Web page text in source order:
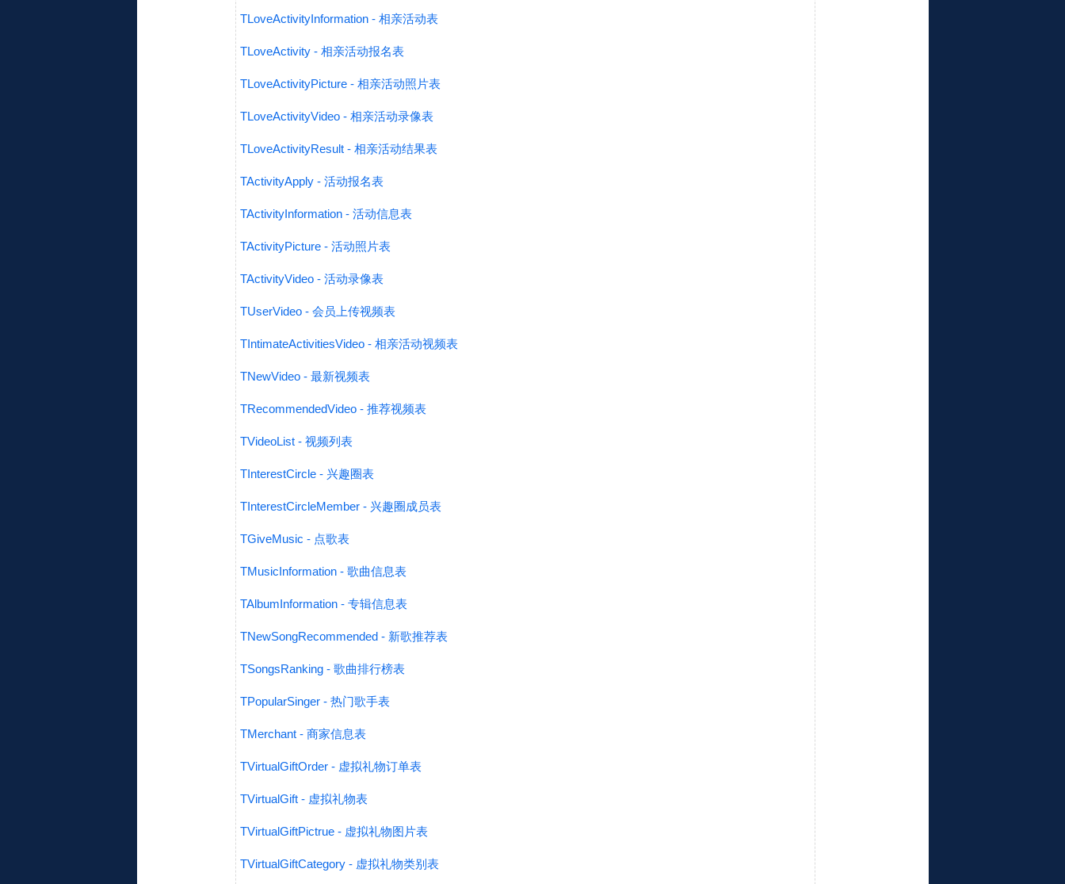
TLoveActivityInformation - 相亲活动表
TLoveActivity - 相亲活动报名表
TLoveActivityPicture - 相亲活动照片表
TLoveActivityVideo - 相亲活动录像表
TLoveActivityResult - 相亲活动结果表
TActivityApply - 活动报名表
TActivityInformation - 活动信息表
TActivityPicture - 活动照片表
TActivityVideo - 活动录像表
TUserVideo - 会员上传视频表
TIntimateActivitiesVideo - 相亲活动视频表
TNewVideo - 最新视频表
TRecommendedVideo - 推荐视频表
TVideoList - 视频列表
TInterestCircle - 兴趣圈表
TInterestCircleMember - 兴趣圈成员表
TGiveMusic - 点歌表
TMusicInformation - 歌曲信息表
TAlbumInformation - 专辑信息表
TNewSongRecommended - 新歌推荐表
TSongsRanking - 歌曲排行榜表
TPopularSinger - 热门歌手表
TMerchant - 商家信息表
TVirtualGiftOrder - 虚拟礼物订单表
TVirtualGift - 虚拟礼物表
TVirtualGiftPictrue - 虚拟礼物图片表
TVirtualGiftCategory - 虚拟礼物类别表